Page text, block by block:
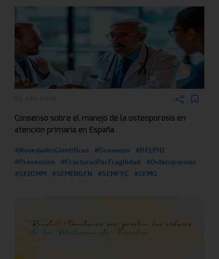
Consenso sobre el manejo de la osteoporosis en
atención primaria en España
#NovedadesCientificas #Consenso
#DELPHI
#Prevencion
#FracturasPorFragilidad
#Osteroporosis
#SEIOMM
#SEMERGEN #SEMFYC #SEMG